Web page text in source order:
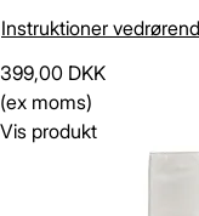
Instruktioner
399,00 DKK
(ex moms)
Vis produkt